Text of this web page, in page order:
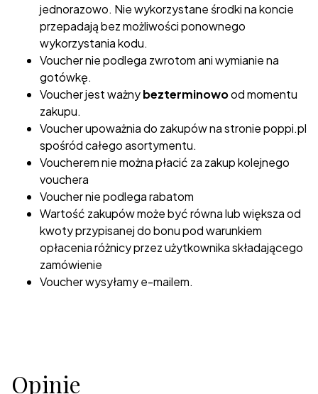
jednorazowo. Nie wykorzystane środki na koncie
przepadają bez możliwości ponownego
wykorzystania kodu.
Voucher nie podlega zwrotom ani wymianie na
gotówkę.
Voucher jest ważnybezterminowood momentu
zakupu.
Voucher upoważnia do zakupów na stronie poppi.pl
spośród całego asortymentu.
Voucherem nie można płacić za zakup kolejnego
vouchera
Voucher nie podlega rabatom
Wartość zakupów może być równa lub większa od
kwoty przypisanej do bonu pod warunkiem
opłacenia różnicy przez użytkownika składającego
zamówienie
Voucher wysyłamy e-mailem.
Opinie